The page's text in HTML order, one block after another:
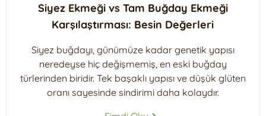
Siyez Ekmeği vs Tam Buğday Ekmeği
Karşılaştırması: Besin Değerleri
Siyez buğdayı, günümüze kadar genetik yapısı
neredeyse hiç değişmemiş, en eski buğday
türlerinden biridir. Tek başaklı yapısı ve düşük glüten
oranı sayesinde sindirimi daha kolaydır.